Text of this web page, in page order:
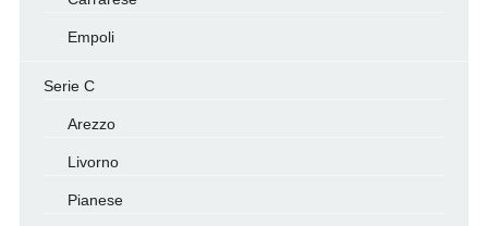
Empoli
Serie C
Arezzo
Livorno
Pianese